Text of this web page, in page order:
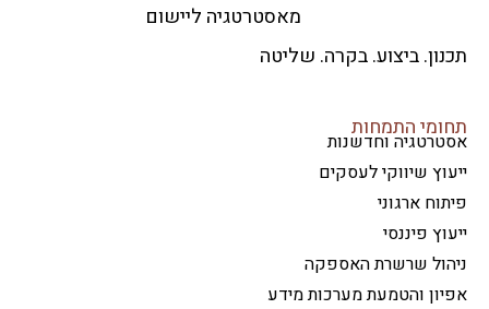
מאסטרטגיה ליישום
ביצוע. בקרה. שליטה
התמחות
וחדשנות
שיווקי לעסקים
ארגוני
פיננסי
שרשרת האספקה
והטמעת מערכות מידע